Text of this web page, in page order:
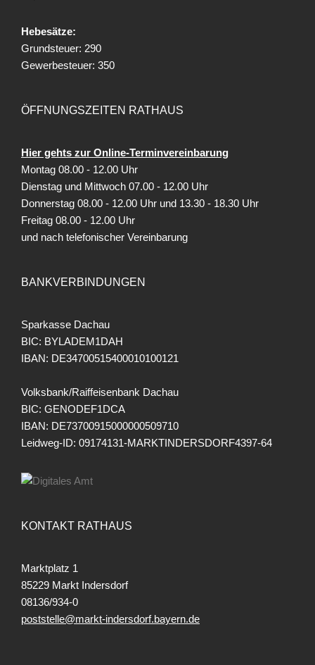
Hebesätze:
Grundsteuer: 290
Gewerbesteuer: 350
ÖFFNUNGSZEITEN RATHAUS
Hier gehts zur Online-Terminvereinbarung
Montag 08.00 - 12.00 Uhr
Dienstag und Mittwoch 07.00 - 12.00 Uhr
Donnerstag 08.00 - 12.00 Uhr und 13.30 - 18.30 Uhr
Freitag 08.00 - 12.00 Uhr
und nach telefonischer Vereinbarung
BANKVERBINDUNGEN
Sparkasse Dachau
BIC: BYLADEM1DAH
IBAN: DE34700515400010100121
Volksbank/Raiffeisenbank Dachau
BIC: GENODEF1DCA
IBAN: DE73700915000000509710
Leidweg-ID: 09174131-MARKTINDERSDORF4397-64
KONTAKT RATHAUS
Marktplatz 1
85229 Markt Indersdorf
08136/934-0
poststelle@markt-indersdorf.bayern.de